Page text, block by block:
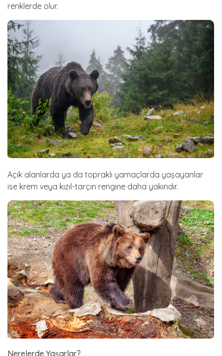
renklerde olur.
Açık alanlarda ya da topraklı yamaçlarda yaşayanlar
ise krem veya kızıl-tarçın rengine daha yakındır.
Nerelerde Yaşarlar?